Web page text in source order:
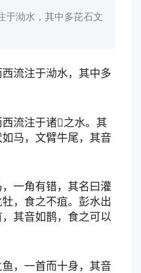
泑水，其中多芘石文
流注于泑水，其中多
流注于诸𣬈之水。其
马，文臂牛尾，其音
一角有错，其名曰灌
，食之不疽。彭水出
其音如鹊，食之可以
，一首而十身，其音